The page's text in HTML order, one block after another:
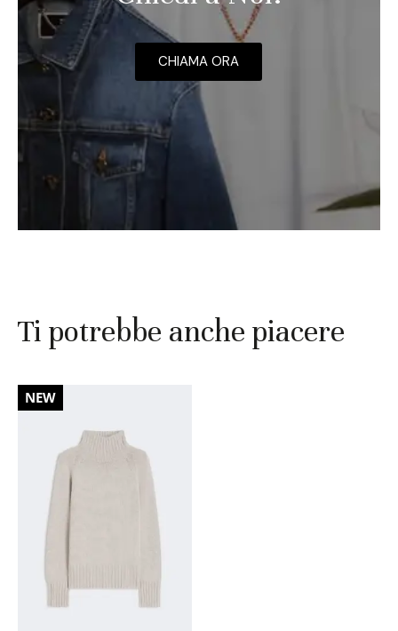
CHIAMA ORA
Ti potrebbe anche piacere
NEW